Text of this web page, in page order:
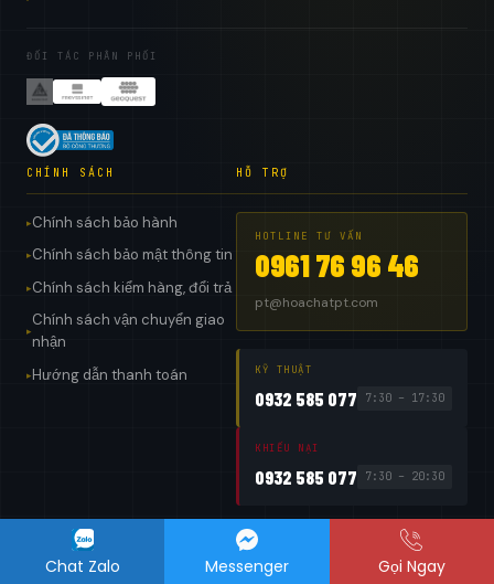
ĐỐI TÁC PHÂN PHỐI
CHÍNH SÁCH
▸Chính sách bảo hành
▸Chính sách bảo mật thông tin
▸Chính sách kiểm hàng, đổi trả
▸
Chính sách vận chuyển giao
nhận
▸Hướng dẫn thanh toán
HỖ TRỢ
HOTLINE TƯ VẤN
0961 76 96 46
pt@hoachatpt.com
KỸ THUẬT
0932 585 077 7:30 – 17:30
KHIẾU NẠI
0932 585 077 7:30 – 20:30
Công ty TNHH Hoá Chất Xây Dựng PT — PT
Chat Zalo Messenger Gọi Ngay